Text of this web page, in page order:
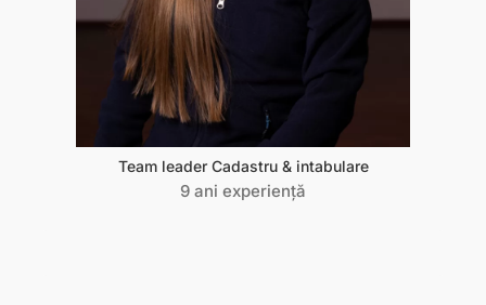
Team leader Cadastru & intabulare
9 ani experiență